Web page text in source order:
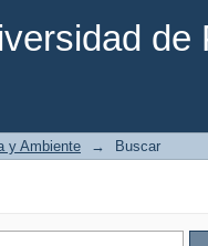
de
y Ambiente → Buscar